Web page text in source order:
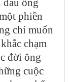
đầu ông
phiền
chỉ muốn
chạm
đời ông
cuộc